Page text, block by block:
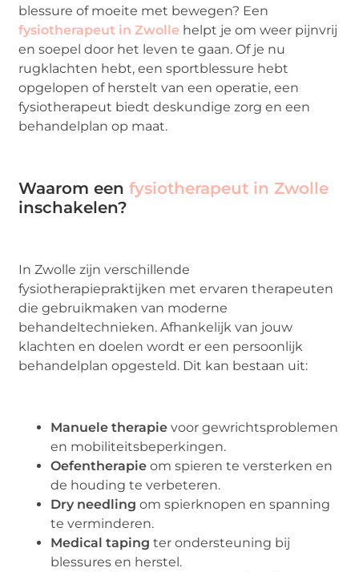
blessure of moeite met bewegen? Een
fysiotherapeut in Zwolle helpt je om weer pijnvrij
en soepel door het leven te gaan. Of je nu
rugklachten hebt, een sportblessure hebt
opgelopen of herstelt van een operatie, een
fysiotherapeut biedt deskundige zorg en een
behandelplan op maat.
Waarom eenfysiotherapeut in Zwolle
inschakelen?
In Zwolle zijn verschillende
fysiotherapiepraktijken met ervaren therapeuten
die gebruikmaken van moderne
behandeltechnieken. Afhankelijk van jouw
klachten en doelen wordt er een persoonlijk
behandelplan opgesteld. Dit kan bestaan uit:
Manuele therapie voor gewrichtsproblemen
en mobiliteitsbeperkingen.
Oefentherapie om spieren te versterken en
de houding te verbeteren.
Dry needling om spierknopen en spanning
te verminderen.
Medical taping ter ondersteuning bij
blessures en herstel.